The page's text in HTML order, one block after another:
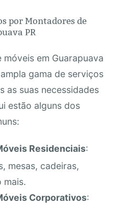
por Montadores de
PR
móveis em Guarapuava
gama de serviços
as suas necessidades
estão alguns dos
Residenciais:
mesas, cadeiras,
mais.
Corporativos: